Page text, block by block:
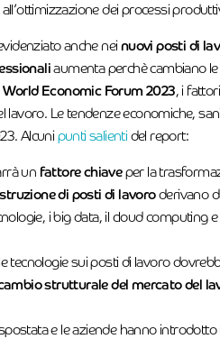
all’ottimizzazione dei processi
anche nei nuovi posti di
aumenta perchè cambiano
World Economic Forum 2023, i
lavoro. Le tendenze economiche,
Alcuni punti salienti del report:
un fattore chiaveper la
di posti di lavoroderivano
i big data, il cloud computing
tecnologie sui posti di lavoro
strutturale del mercato del
e le aziende hanno